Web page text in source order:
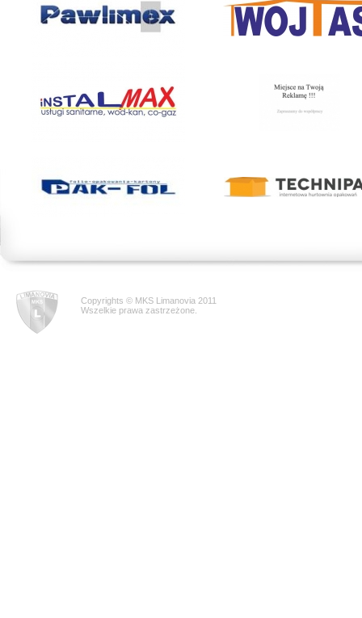
Copyrights © MKS Limanovia 2011
Wszelkie prawa zastrzeżone.